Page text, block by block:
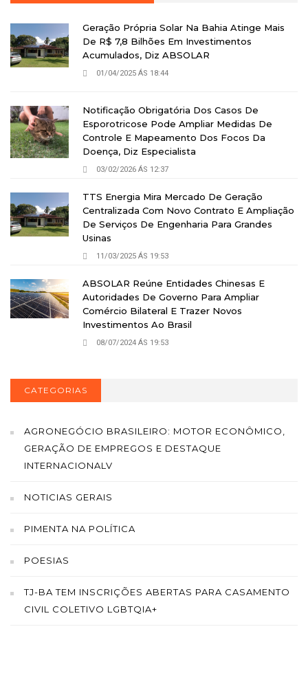
Geração Própria Solar Na Bahia Atinge Mais
De R$ 7,8 Bilhões Em Investimentos
Acumulados, Diz ABSOLAR
01/04/2025 ÁS 18:44
Notificação Obrigatória Dos Casos De
Esporotricose Pode Ampliar Medidas De
Controle E Mapeamento Dos Focos Da
Doença, Diz Especialista
03/02/2026 ÁS 12:37
TTS Energia Mira Mercado De Geração
Centralizada Com Novo Contrato E Ampliação
De Serviços De Engenharia Para Grandes
Usinas
11/03/2025 ÁS 19:53
ABSOLAR Reúne Entidades Chinesas E
Autoridades De Governo Para Ampliar
Comércio Bilateral E Trazer Novos
Investimentos Ao Brasil
08/07/2024 ÁS 19:53
CATEGORIAS
AGRONEGÓCIO BRASILEIRO: MOTOR ECONÔMICO,
GERAÇÃO DE EMPREGOS E DESTAQUE
INTERNACIONALV
NOTICIAS GERAIS
PIMENTA NA POLÍTICA
POESIAS
TJ-BA TEM INSCRIÇÕES ABERTAS PARA CASAMENTO
CIVIL COLETIVO LGBTQIA+